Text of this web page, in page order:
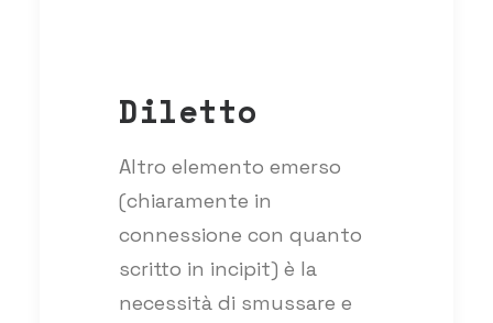
Diletto
Altro elemento emerso
(chiaramente in
connessione con quanto
scritto in incipit) è la
necessità di smussare e